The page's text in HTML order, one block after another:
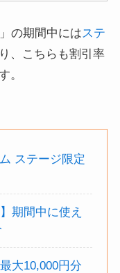
の期間中にはステ
、こちらも割引率
。
ステージ限定
期間中に使え
大10,000円分